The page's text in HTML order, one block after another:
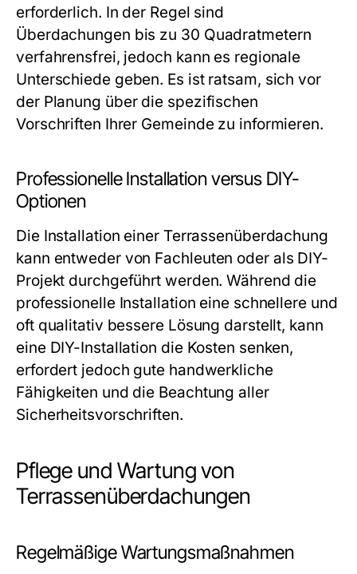
erforderlich. In der Regel sind
Überdachungen bis zu 30 Quadratmetern
verfahrensfrei, jedoch kann es regionale
Unterschiede geben. Es ist ratsam, sich vor
der Planung über die spezifischen
Vorschriften Ihrer Gemeinde zu informieren.
Professionelle Installation versus DIY-
Optionen
Die Installation einer Terrassenüberdachung
kann entweder von Fachleuten oder als DIY-
Projekt durchgeführt werden. Während die
professionelle Installation eine schnellere und
oft qualitativ bessere Lösung darstellt, kann
eine DIY-Installation die Kosten senken,
erfordert jedoch gute handwerkliche
Fähigkeiten und die Beachtung aller
Sicherheitsvorschriften.
Pflege und Wartung von
Terrassenüberdachungen
Regelmäßige Wartungsmaßnahmen